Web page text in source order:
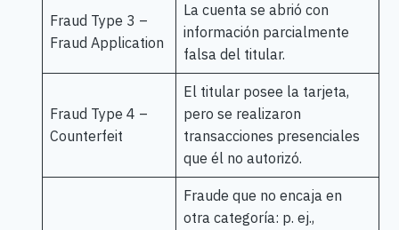
Fraud Type 3 –
Fraud Application
La cuenta se abrió con
información parcialmente
falsa del titular.
Fraud Type 4 –
Counterfeit
El titular posee la tarjeta,
pero se realizaron
transacciones presenciales
que él no autorizó.
Fraude que no encaja en
otra categoría: p. ej.,